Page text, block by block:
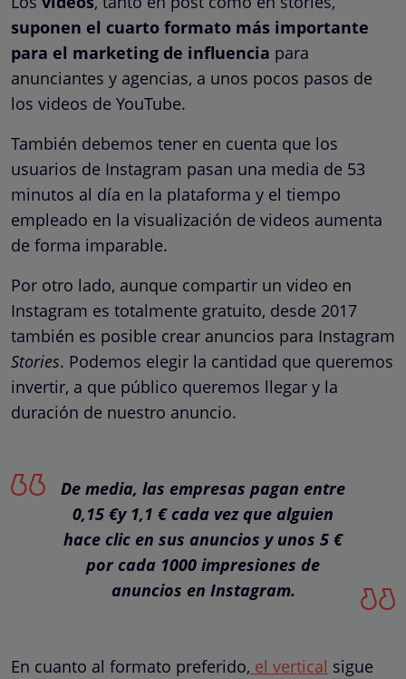
suponen el cuarto formato más importante
para el marketing de influencia para
anunciantes y agencias, a unos pocos pasos de
los videos de YouTube.
También debemos tener en cuenta que los
usuarios de Instagram pasan una media de 53
minutos al día en la plataforma y el tiempo
empleado en la visualización de videos aumenta
de forma imparable.
Por otro lado, aunque compartir un video en
Instagram es totalmente gratuito, desde 2017
también es posible crear anuncios para Instagram
Stories. Podemos elegir la cantidad que queremos
invertir, a que público queremos llegar y la
duración de nuestro anuncio.
De media, las empresas pagan entre
0,15 €y 1,1 € cada vez que alguien
hace clic en sus anuncios y unos 5 €
por cada 1000 impresiones de
anuncios en Instagram.
En cuanto al formato preferido, el vertical sigue